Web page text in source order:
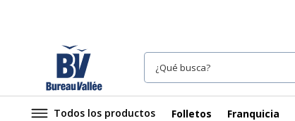
Todos los productos Folletos Franquicia